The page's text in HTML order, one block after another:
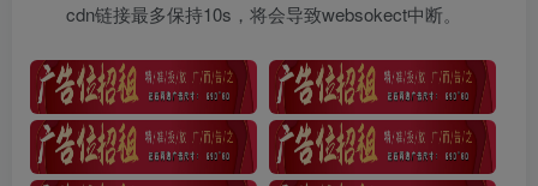
cdn链接最多保持10s，将会导致websokect中断。